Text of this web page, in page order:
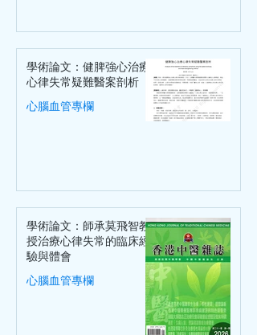
學術論文：健脾強心治療
心律失常疑難醫案剖析
心腦血管專欄
學術論文：師承莫飛智教
授治療心律失常的臨床經
驗與體會
心腦血管專欄